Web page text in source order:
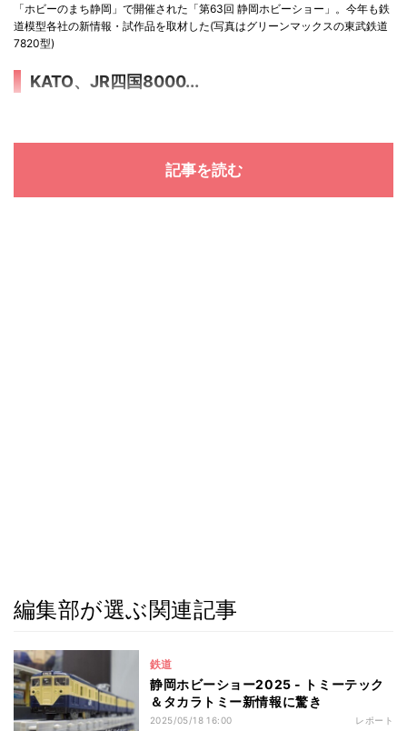
「ホビーのまち静岡」で開催された「第63回 静岡ホビーショー」。今年も鉄
道模型各社の新情報・試作品を取材した(写真はグリーンマックスの東武鉄道
7820型)
KATO、JR四国8000...
記事を読む
編集部が選ぶ関連記事
鉄道
静岡ホビーショー2025 - トミーテック
＆タカラトミー新情報に驚き
2025/05/18 16:00 レポート